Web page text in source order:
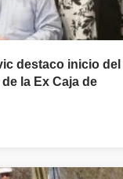
destaco inicio del
la Ex Caja de